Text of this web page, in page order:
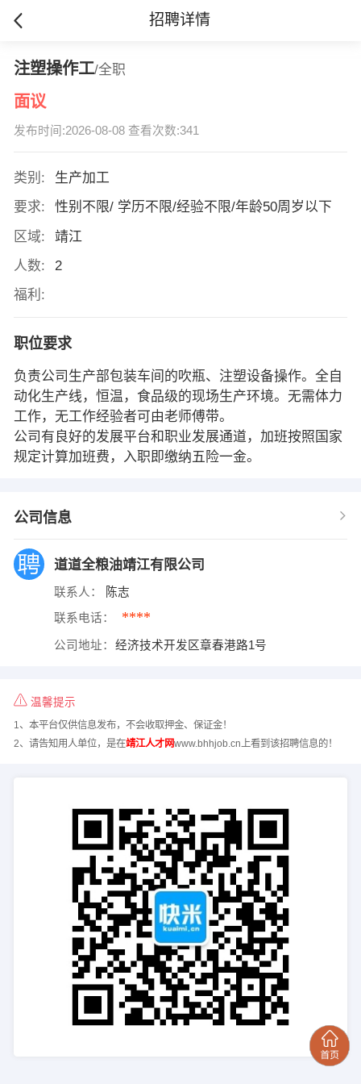
招聘详情
注塑操作工/全职
面议
发布时间:2026-08-08 查看次数:341
类别:
生产加工
要求:
性别不限/ 学历不限/经验不限/年龄50周岁以下
区域:
靖江
人数:
2
福利:
职位要求
负责公司生产部包装车间的吹瓶、注塑设备操作。全自
动化生产线，恒温，食品级的现场生产环境。无需体力
工作，无工作经验者可由老师傅带。
公司有良好的发展平台和职业发展通道，加班按照国家
规定计算加班费，入职即缴纳五险一金。
公司信息
道道全粮油靖江有限公司
联系人： 陈志
联系电话： ****
公司地址： 经济技术开发区章春港路1号
温馨提示
1、本平台仅供信息发布，不会收取押金、保证金！
2、请告知用人单位，是在靖江人才网www.bhhjob.cn上看到该招聘信息的！